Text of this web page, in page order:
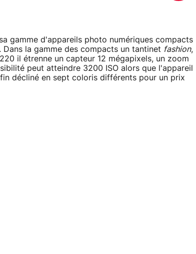
gamme d'appareils photo numériques compacts
la gamme des compacts un tantinet fashion,
il étrenne un capteur 12 mégapixels, un zoom
peut atteindre 3200 ISO alors que l'appareil
décliné en sept coloris différents pour un prix